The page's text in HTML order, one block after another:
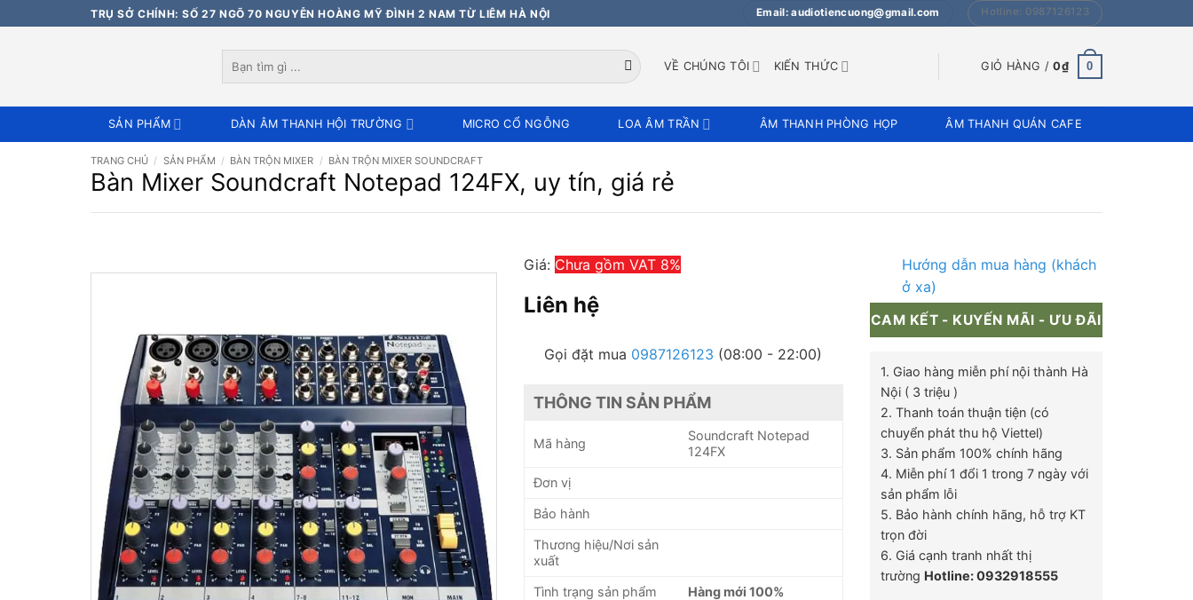
qua
TRỤ SỞ CHÍNH: SỐ 27 NGÕ 70 NGUYỄN HOÀNG MỸ ĐÌNH 2 NAM TỪ LIÊM HÀ NỘI Email: audiotiencuong@gmail.com Hotline: 0987126123
kiếm:
VỀ CHÚNG TÔI KIẾN THỨC GIỎ HÀNG /0₫ 0
SẢN PHẨM DÀN ÂM THANH HỘI TRƯỜNG MICRO CỔ NGỖNG LOA ÂM TRẦN ÂM THANH PHÒNG HỌP ÂM THANH QUÁN CAFE
TRANG CHỦ / SẢN PHẨM / BÀN TRỘN MIXER / BÀN TRỘN MIXER SOUNDCRAFT
Bàn Mixer Soundcraft Notepad 124FX, uy tín, giá rẻ
Giá: Chưa gồm VAT 8%
Liên hệ
Gọi đặt mua 0987126123 (08:00 - 22:00)
THÔNG TIN SẢN PHẨM
Mã hàng
Soundcraft Notepad
124FX
Đơn vị
Bảo hành
Thương hiệu/Nơi sản
xuất
Tình trạng sản phẩm Hàng mới 100%
Hướng dẫn mua hàng (khách
ở xa)
CAM KẾT - KUYẾN MÃI - ƯU ĐÃI
1. Giao hàng miễn phí nội thành Hà
Nội ( 3 triệu )
2. Thanh toán thuận tiện (có
chuyển phát thu hộ Viettel)
3. Sản phẩm 100% chính hãng
4. Miễn phí 1 đổi 1 trong 7 ngày với
sản phẩm lỗi
5. Bảo hành chính hãng, hỗ trợ KT
trọn đời
6. Giá cạnh tranh nhất thị
trường Hotline: 0932918555